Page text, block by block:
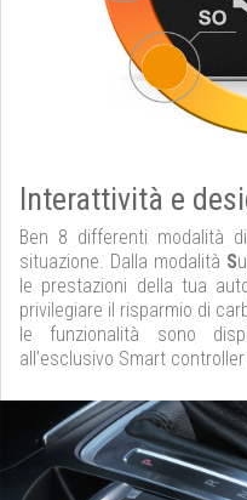
Interattività e
Ben 8 differenti modalità
situazione. Dalla modalità S
le prestazioni della tua
privilegiare il risparmio di
le funzionalità sono
all’esclusivo Smart